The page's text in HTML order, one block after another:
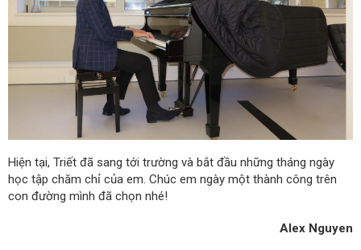
Hiện tại, Triết đã sang tới trường và bắt đầu những tháng ngày
học tập chăm chỉ của em. Chúc em ngày một thành công trên
con đường mình đã chọn nhé!
Alex Nguyen